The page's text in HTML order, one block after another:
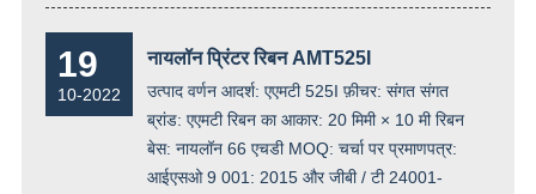
19
10-2022
नायलॉन प्रिंटर रिबन AMT525I
उत्पाद वर्णन आदर्श: एएमटी 525I फ़ीचर: संगत संगत
ब्रांड: एएमटी रिबन का आकार: 20 मिमी × 10 मी रिबन
बेस: नायलॉन 66 एचडी MOQ: चर्चा पर प्रमाणपत्र:
आईएसओ 9 001: 2015 और जीबी / टी 24001-